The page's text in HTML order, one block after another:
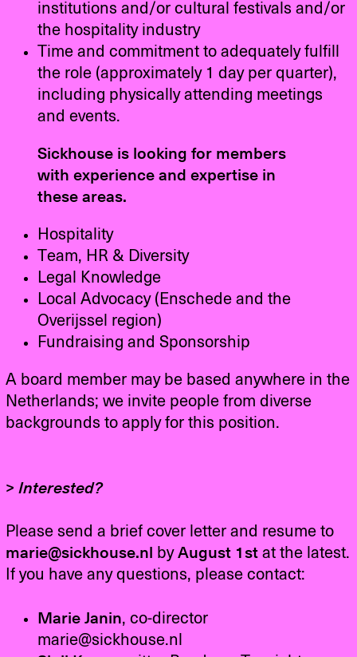
institutions and/or cultural festivals and/or
the hospitality industry
Time and commitment to adequately fulfill
the role (approximately 1 day per quarter),
including physically attending meetings
and events.
Sickhouse is looking for members
with experience and expertise in
these areas.
Hospitality
Team, HR & Diversity
Legal Knowledge
Local Advocacy (Enschede and the
Overijssel region)
Fundraising and Sponsorship
A board member may be based anywhere in the
Netherlands; we invite people from diverse
backgrounds to apply for this position.
> Interested?
Please send a brief cover letter and resume to
marie@sickhouse.nl
byAugust 1st at the latest.
If you have any questions, please contact:
Marie Janin, co-director
marie@sickhouse.nl